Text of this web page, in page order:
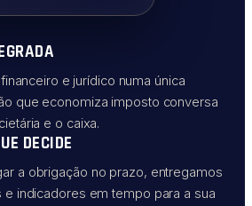
e jurídico numa única
que economiza imposto conversa
e o caixa.
DECIDE
a obrigação no prazo, entregamos
e indicadores em tempo para a sua